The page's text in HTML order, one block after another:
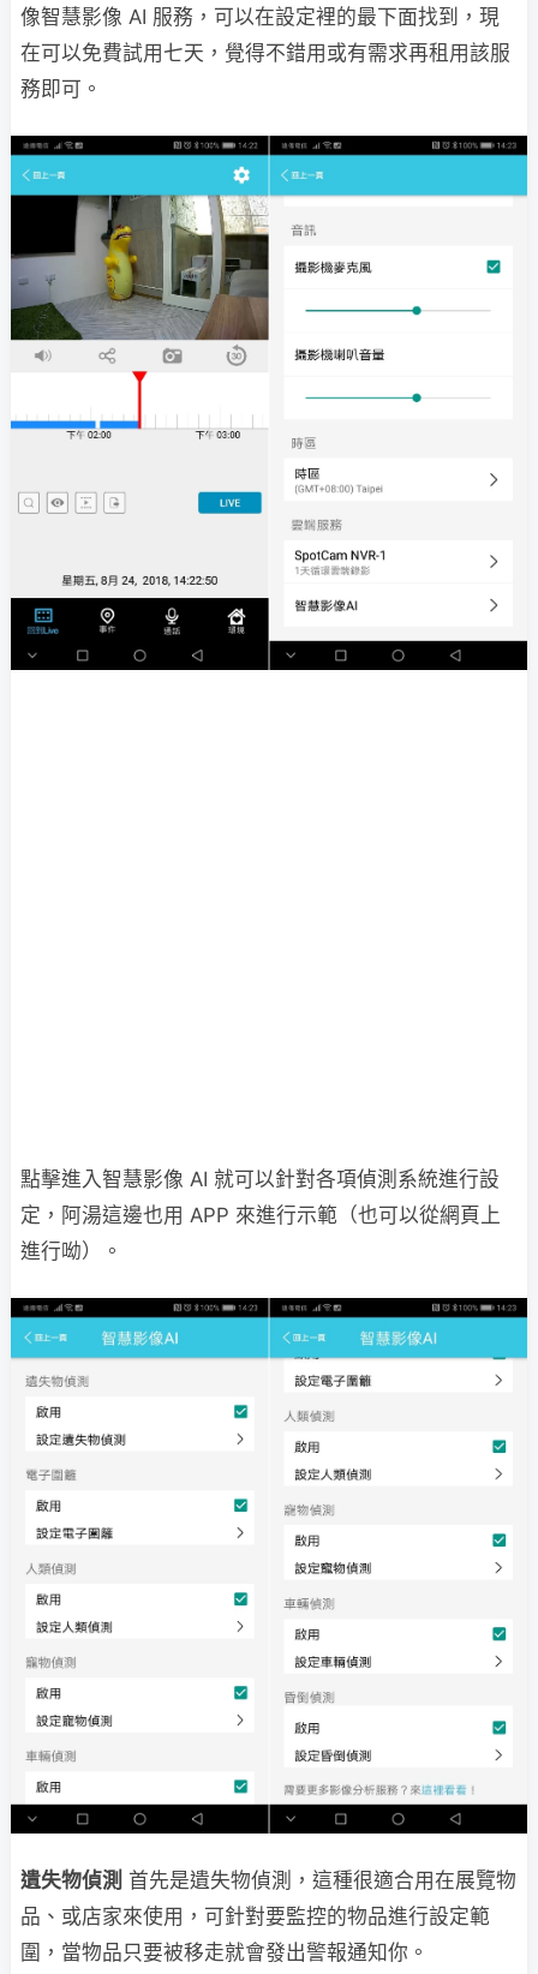
像智慧影像 AI 服務，可以在設定裡的最下面找到，現
在可以免費試用七天，覺得不錯用或有需求再租用該服
務即可。
點擊進入智慧影像 AI 就可以針對各項偵測系統進行設
定，阿湯這邊也用 APP 來進行示範（也可以從網頁上
進行呦）。
遺失物偵測 首先是遺失物偵測，這種很適合用在展覽物
品、或店家來使用，可針對要監控的物品進行設定範
圍，當物品只要被移走就會發出警報通知你。